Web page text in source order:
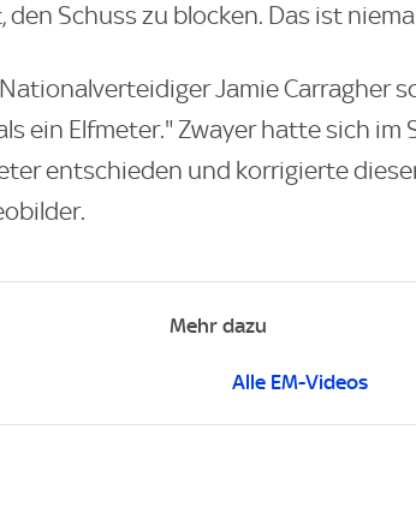
Schuss zu blocken. Das ist
Jamie Carragher
ein Elfmeter." Zwayer hatte sich im
entschieden und korrigierte
Mehr dazu
Alle EM-Videos